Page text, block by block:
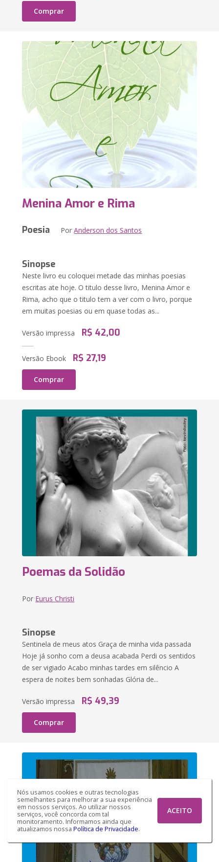
Nós usamos cookies e outras tecnologias
semelhantes para melhorar a sua experiência
em nossos serviços. Ao utilizar nossos
serviços, você concorda com tal
monitoramento. Informamos ainda que
atualizamos nossa Política de Privacidade.
ACEITO
Comprar
Menina Amor e Rima
Poesia PorAnderson dos Santos
Sinopse
Neste livro eu coloquei metade das minhas poesias
escritas ate hoje. O titulo desse livro, Menina Amor e
Rima, acho que o titulo tem a ver com o livro, porque
em muitas poesias ou em quase todas as...
Versão impressa R$ 42,00
Versão Ebook R$ 27,19
Comprar
Poemas da Solidão
Por Eurus Christi
Sinopse
Sentinela de meus atos Graça de minha vida passada
Hoje já sonho com a deusa acabada Perdi os sentidos
de ser vigiado Acabo minhas tardes em silêncio A
espera de noites bem sonhadas Glória de...
Versão impressa R$ 49,39
Comprar